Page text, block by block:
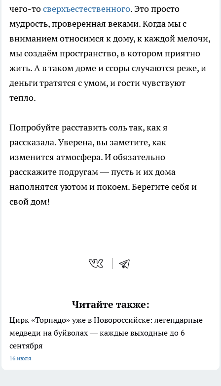
чего-тосверхъестественного. Это просто
мудрость, проверенная веками. Когда мы с
вниманием относимся к дому, к каждой мелочи,
мы создаём пространство, в котором приятно
жить. А в таком доме и ссоры случаются реже, и
деньги тратятся с умом, и гости чувствуют
тепло.
Попробуйте расставить соль так, как я
рассказала. Уверена, вы заметите, как
изменится атмосфера. И обязательно
расскажите подругам — пусть и их дома
наполнятся уютом и покоем. Берегите себя и
свой дом!
Читайте также:
Цирк «Торнадо» уже в Новороссийске: легендарные
медведи на буйволах — каждые выходные до 6
сентября
16 июля